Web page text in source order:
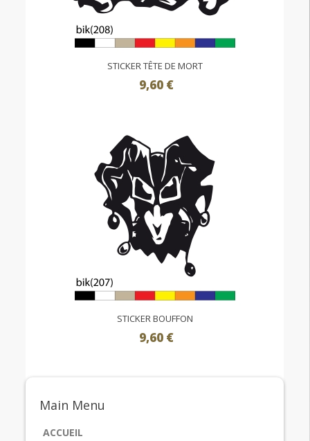
STICKER TÊTE DE MORT
9,60 €
STICKER BOUFFON
9,60 €
Main Menu
ACCUEIL